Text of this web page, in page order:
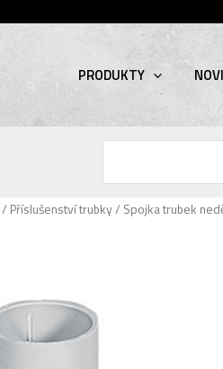
PRODUKTY
/ Příslušenství trubky/ Spojka trubek